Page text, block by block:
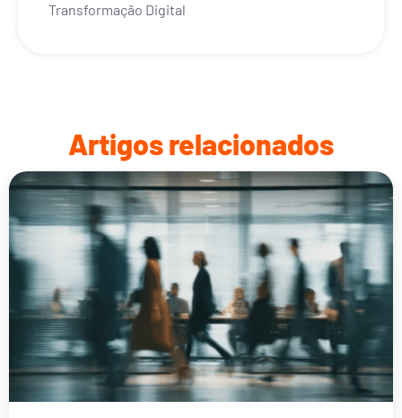
Transformação Digital
Artigos relacionados